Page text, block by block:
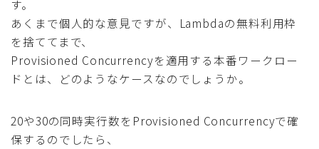
す。
あくまで個人的な意見ですが、Lambdaの無料利用枠
を捨ててまで、
Provisioned Concurrencyを適用する本番ワークロー
ドとは、どのようなケースなのでしょうか。
20や30の同時実行数をProvisioned Concurrencyで確
保するのでしたら、